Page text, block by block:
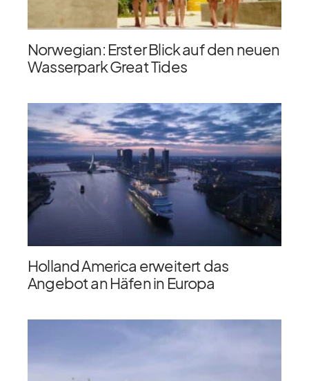
Norwegian: Erster Blick auf den neuen
Wasserpark Great Tides
Holland America erweitert das
Angebot an Häfen in Europa